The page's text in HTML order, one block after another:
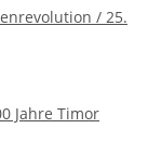
/ 25.